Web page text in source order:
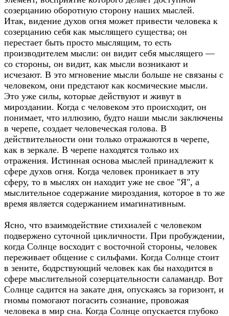
созерцанию оборотную сторону наших мыслей.
Итак, видение духов огня может привести человека к
созерцанию себя как мыслящего существа; он
перестает быть просто мыслящим, то есть
производителем мысли: он видит себя мыслящего —
со стороны, он видит, как мысли возникают и
исчезают. В это мгновение мысли больше не связаны с
человеком, они предстают как космические мысли.
Это уже силы, которые действуют и живут в
мироздании. Когда с человеком это происходит, он
понимает, что иллюзию, будто наши мысли заключены
в черепе, создает человеческая голова. В
действительности они только отражаются в черепе,
как в зеркале. В черепе находятся только их
отражения. Истинная основа мыслей принадлежит к
сфере духов огня. Когда человек проникает в эту
сферу, то в мыслях он находит уже не свое "Я", а
мыслительное содержание мироздания, которое в то же
время является содержанием имагинативным.
Ясно, что взаимодействие стихиалей с человеком
подвержено суточной цикличности. При пробуждении,
когда Солнце восходит с восточной стороны, человек
переживает общение с сильфами. Когда Солнце стоит
в зените, бодрствующий человек как бы находится в
сфере мыслительной созерцательности саламандр. Вот
Солнце садится на закате дня, опускаясь за горизонт, и
гномы помогают погасить сознание, провожая
человека в мир сна. Когда Солнце опускается глубоко